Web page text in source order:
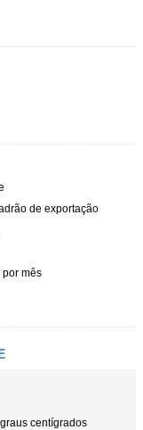
de exportação
mês
centígrados